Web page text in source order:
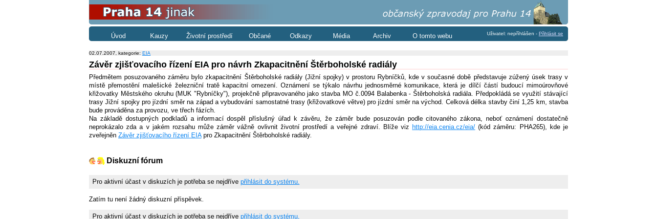
Úvod Kauzy Životní prostředí Občané Odkazy Média Archiv O tomto webu
02.07.2007, kategorie: EIA
Závěr zjišťovacího řízení EIA pro návrh Zkapacitnění Štěrboholské radiály
Předmětem posuzovaného záměru bylo zkapacitnění Štěrboholské radiály (Jižní spojky) v prostoru Rybníčků, kde v současné době představuje zúžený úsek trasy v
místě přemostění malešické železniční tratě kapacitní omezení. Oznámení se týkalo návrhu jednosměrné komunikace, která je dílčí částí budoucí mimoúrovňové
křižovatky Městského okruhu (MUK "Rybníčky"), projekčně připravovaného jako stavba MO č.0094 Balabenka - Štěrboholská radiála. Předpokládá se využití stávající
trasy Jižní spojky pro jízdní směr na západ a vybudování samostatné trasy (křižovatkové větve) pro jízdní směr na východ. Celková délka stavby činí 1,25 km, stavba
bude prováděna za provozu, ve třech fázích.
Na základě dostupných podkladů a informací dospěl příslušný úřad k závěru, že záměr bude posuzován podle citovaného zákona, neboť oznámení dostatečně
neprokázalo zda a v jakém rozsahu může záměr vážně ovlivnit životní prostředí a veřejné zdraví. Blíže vizhttp://eia.cenia.cz/eia/ (kód záměru: PHA265), kde je
zveřejněn Závěr zjišťovacího řízení EIApro Zkapacitnění Štěrboholské radiály.
Diskuzní fórum
Pro aktivní účast v diskuzích je potřeba se nejdříve přihlásit do systému.
Zatím tu není žádný diskuzní příspěvek.
Pro aktivní účast v diskuzích je potřeba se nejdříve přihlásit do systému.
Uživatel: nepříhlášen - Přihlásit se